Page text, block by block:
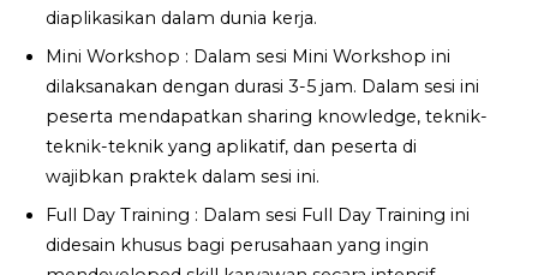
diaplikasikan dalam dunia kerja.
Mini Workshop : Dalam sesi Mini Workshop ini
dilaksanakan dengan durasi 3-5 jam. Dalam sesi ini
peserta mendapatkan sharing knowledge, teknik-
teknik-teknik yang aplikatif, dan peserta di
wajibkan praktek dalam sesi ini.
Full Day Training : Dalam sesi Full Day Training ini
didesain khusus bagi perusahaan yang ingin